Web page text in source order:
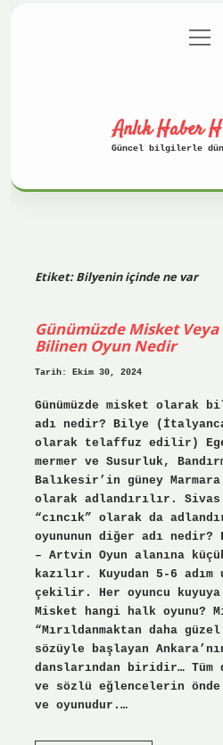
menüyü
aç
Anlık Haber
Güncel bilgilerle
Etiket:Bilyenin içinde ne var
Günümüzde Misket
Bilinen Oyun Nedir
Tarih: Ekim 30, 2024
Günümüzde misket olarak
adı nedir? Bilye
olarak telaffuz edilir) Ege
mermer ve Susurluk,
Balıkesir’in güney
olarak adlandırılır.
“cıncık” olarak da
oyununun diğer adı
– Artvin Oyun alanına
kazılır. Kuyudan 5-6
çekilir. Her oyuncu
Misket hangi halk oyunu?
“Mırıldanmaktan daha
sözüyle başlayan
danslarından biridir…
ve sözlü eğlencelerin
ve oyunudur.…